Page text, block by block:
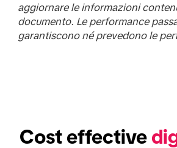
aggiornare le informazioni
documento. Le performance
garantiscono né prevedono le
Cost effective